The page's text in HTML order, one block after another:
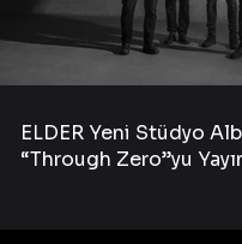
ELDER Yeni Stüdyo
“Through Zero”yu